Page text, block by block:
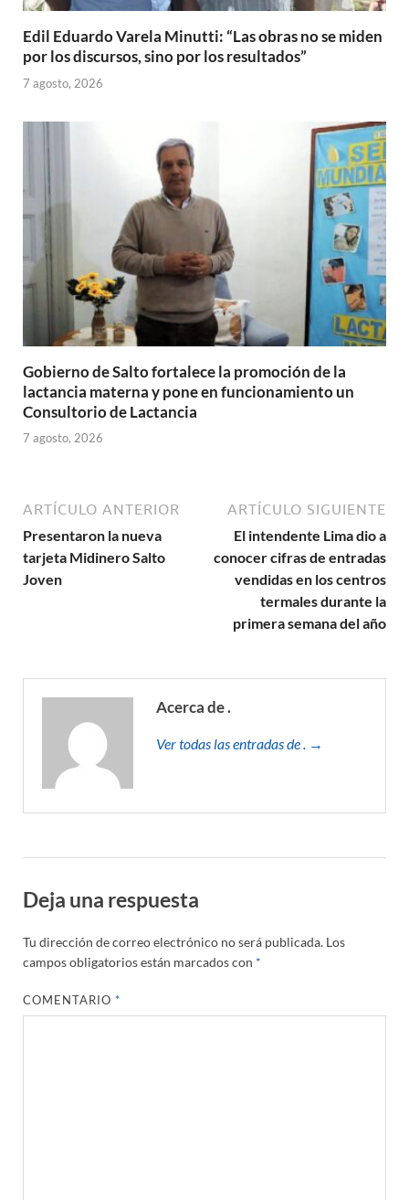
Edil Eduardo Varela Minutti: “Las obras no se miden
por los discursos, sino por los resultados”
7 agosto, 2026
Gobierno de Salto fortalece la promoción de la
lactancia materna y pone en funcionamiento un
Consultorio de Lactancia
7 agosto, 2026
ARTÍCULO ANTERIOR
Presentaron la nueva
tarjeta Midinero Salto
Joven
ARTÍCULO SIGUIENTE
El intendente Lima dio a
conocer cifras de entradas
vendidas en los centros
termales durante la
primera semana del año
Acerca de .
Ver todas las entradas de . →
Deja una respuesta
Tu dirección de correo electrónico no será publicada. Los
campos obligatorios están marcados con *
COMENTARIO*